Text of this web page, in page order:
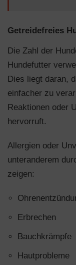
Getreidefreies
Die Zahl der
Hundefutter
Dies liegt daran,
einfacher zu
Reaktionen oder
hervorruft.
Allergien oder
unteranderem
zeigen:
Erbrechen
Bauchkrämpfe
Hautprobleme